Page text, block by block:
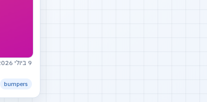
9 ביולי 2026
bumpers